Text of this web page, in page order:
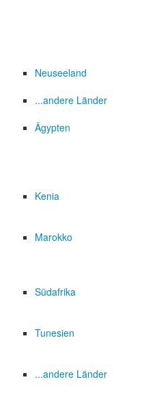
Neuseeland
...andere Länder
Ägypten
Kenia
Marokko
Südafrika
Tunesien
...andere Länder